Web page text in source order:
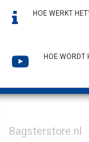
HOE WERKT
HOE WORDT
Bagsterstore.nl